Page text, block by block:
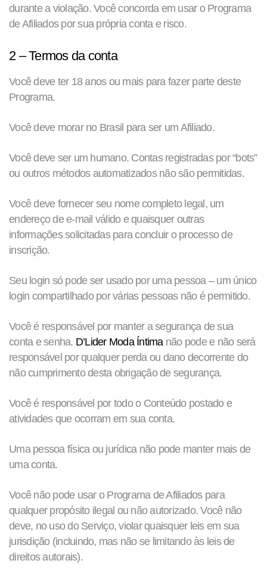
durante a violação. Você concorda em usar o Programa
de Afiliados por sua própria conta e risco.
2 – Termos da conta
Você deve ter 18 anos ou mais para fazer parte deste
Programa.
Você deve morar no Brasil para ser um Afiliado.
Você deve ser um humano. Contas registradas por “bots”
ou outros métodos automatizados não são permitidas.
Você deve fornecer seu nome completo legal, um
endereço de e-mail válido e quaisquer outras
informações solicitadas para concluir o processo de
inscrição.
Seu login só pode ser usado por uma pessoa – um único
login compartilhado por várias pessoas não é permitido.
Você é responsável por manter a segurança de sua
conta e senha. D’Lider Moda Íntimanão pode e não será
responsável por qualquer perda ou dano decorrente do
não cumprimento desta obrigação de segurança.
Você é responsável por todo o Conteúdo postado e
atividades que ocorram em sua conta.
Uma pessoa física ou jurídica não pode manter mais de
uma conta.
Você não pode usar o Programa de Afiliados para
qualquer propósito ilegal ou não autorizado. Você não
deve, no uso do Serviço, violar quaisquer leis em sua
jurisdição (incluindo, mas não se limitando às leis de
direitos autorais).